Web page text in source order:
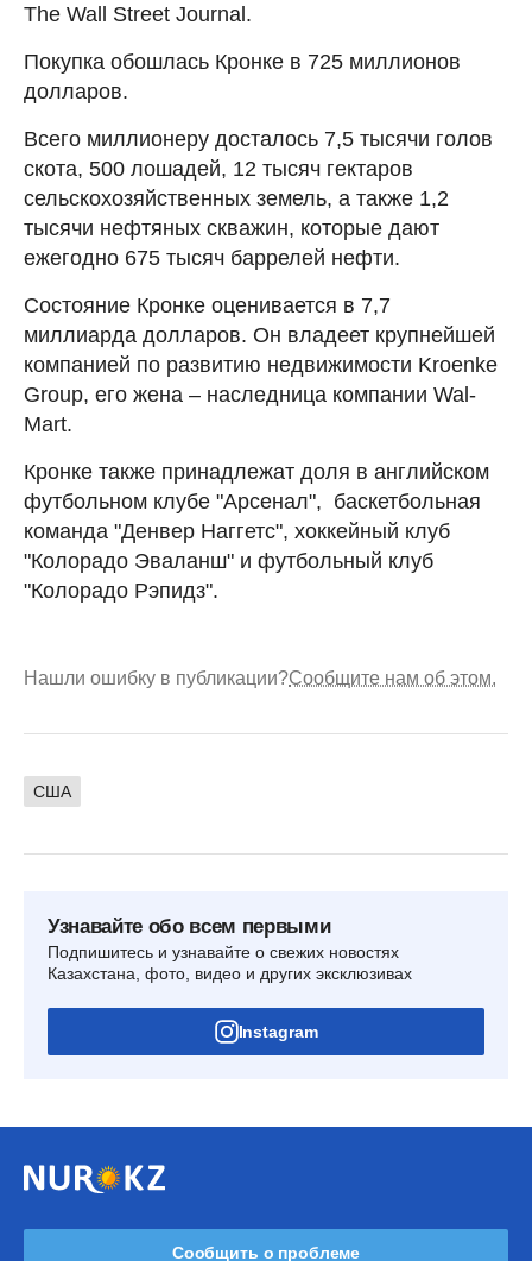
The Wall Street Journal.
Покупка обошлась Кронке в 725 миллионов
долларов.
Всего миллионеру досталось 7,5 тысячи голов
скота, 500 лошадей, 12 тысяч гектаров
сельскохозяйственных земель, а также 1,2
тысячи нефтяных скважин, которые дают
ежегодно 675 тысяч баррелей нефти.
Состояние Кронке оценивается в 7,7
миллиарда долларов. Он владеет крупнейшей
компанией по развитию недвижимости Kroenke
Group, его жена – наследница компании Wal-
Mart.
Кронке также принадлежат доля в английском
футбольном клубе "Арсенал", баскетбольная
команда "Денвер Наггетс", хоккейный клуб
"Колорадо Эваланш" и футбольный клуб
"Колорадо Рэпидз".
Нашли ошибку в публикации?Сообщите нам об этом.
США
Узнавайте обо всем первыми
Подпишитесь и узнавайте о свежих новостях
Казахстана, фото, видео и других эксклюзивах
Instagram
Сообщить о проблеме